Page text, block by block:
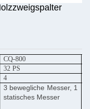
CQ-800
32 PS
4
3 bewegliche Messer, 1
statisches Messer